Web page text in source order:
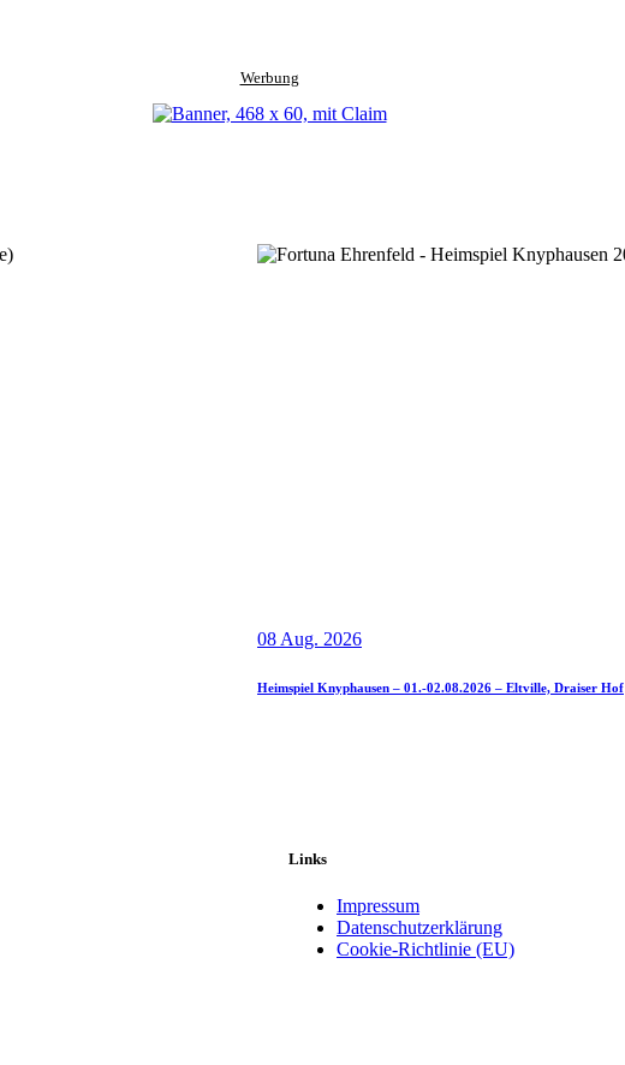
Werbung
08 Aug. 2026
Heimspiel Knyphausen – 01.-02.08.2026 – Eltville, Draiser Hof
Links
Impressum
Datenschutzerklärung
Cookie-Richtlinie (EU)